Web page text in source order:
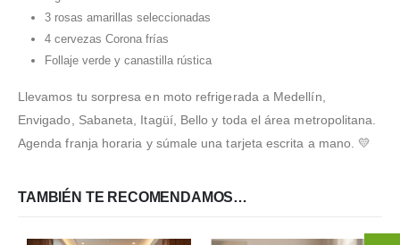
3 rosas amarillas seleccionadas
4 cervezas Corona frías
Follaje verde y canastilla rústica
Llevamos tu sorpresa en moto refrigerada a Medellín,
Envigado, Sabaneta, Itagüí, Bello y toda el área metropolitana.
Agenda franja horaria y súmale una tarjeta escrita a mano. 💛
TAMBIÉN TE RECOMENDAMOS…